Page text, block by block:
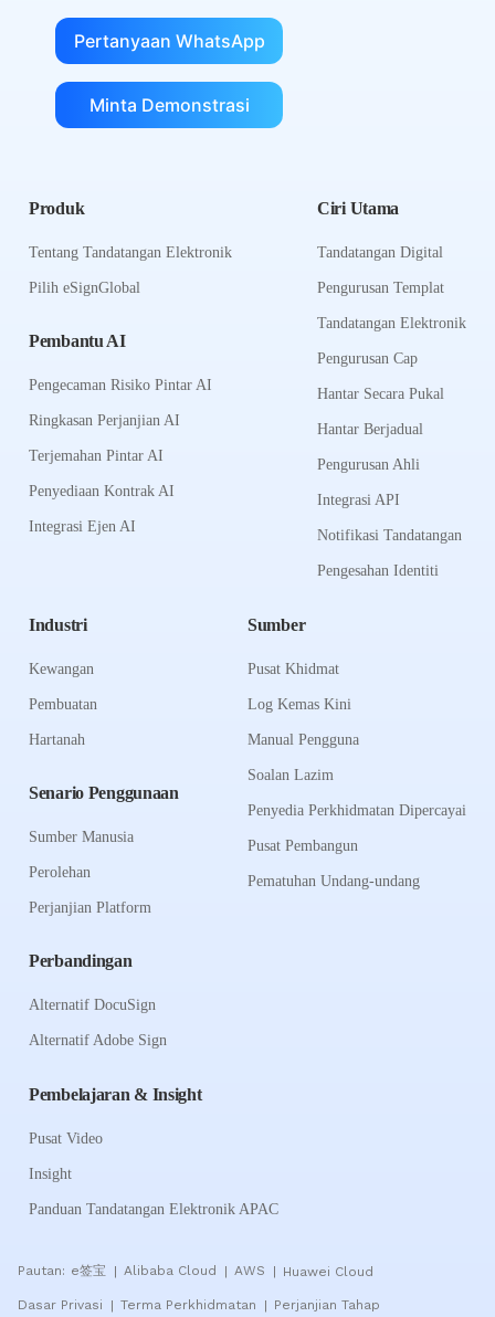
Pertanyaan WhatsApp
Minta Demonstrasi
Produk
Tentang Tandatangan Elektronik
Pilih eSignGlobal
Pembantu AI
Pengecaman Risiko Pintar AI
Ringkasan Perjanjian AI
Terjemahan Pintar AI
Penyediaan Kontrak AI
Integrasi Ejen AI
Ciri Utama
Tandatangan Digital
Pengurusan Templat
Tandatangan Elektronik
Pengurusan Cap
Hantar Secara Pukal
Hantar Berjadual
Pengurusan Ahli
Integrasi API
Notifikasi Tandatangan
Pengesahan Identiti
Industri
Kewangan
Pembuatan
Hartanah
Senario Penggunaan
Sumber Manusia
Perolehan
Perjanjian Platform
Perbandingan
Alternatif DocuSign
Alternatif Adobe Sign
Sumber
Pusat Khidmat
Log Kemas Kini
Manual Pengguna
Soalan Lazim
Penyedia Perkhidmatan Dipercayai
Pusat Pembangun
Pematuhan Undang-undang
Pembelajaran & Insight
Pusat Video
Insight
Panduan Tandatangan Elektronik APAC
Pautan: e签宝 Alibaba Cloud AWS Huawei Cloud
Dasar Privasi | Terma Perkhidmatan | Perjanjian Tahap